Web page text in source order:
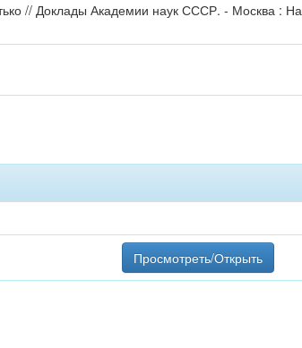
// Доклады Академии наук СССР. - Москва :
Просмотреть/Открыть